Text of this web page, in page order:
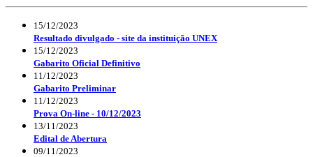
15/12/2023
Resultado divulgado - site da instituição UNEX
15/12/2023
Gabarito Oficial Definitivo
11/12/2023
Gabarito Preliminar
11/12/2023
Prova On-line - 10/12/2023
13/11/2023
Edital de Abertura
09/11/2023